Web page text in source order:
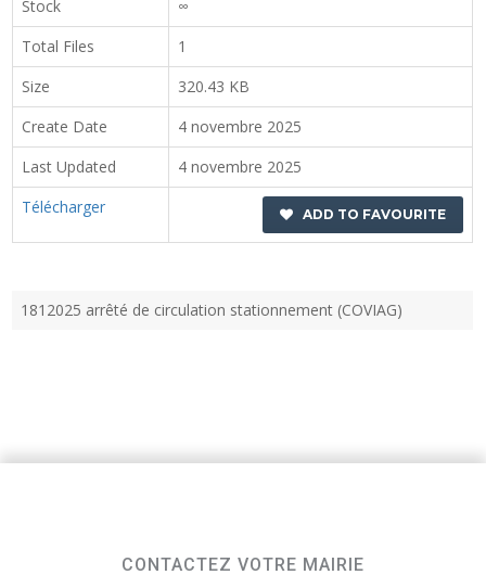
Stock
∞
Total Files
1
Size
320.43 KB
Create Date
4 novembre 2025
Last Updated
4 novembre 2025
Télécharger
ADD TO FAVOURITE
1812025 arrêté de circulation stationnement (COVIAG)
CONTACTEZ VOTRE MAIRIE